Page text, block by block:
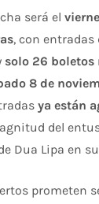
será el
, con
solo 26 boletos
8 de
ya están
del
Dua Lipa en
prometen